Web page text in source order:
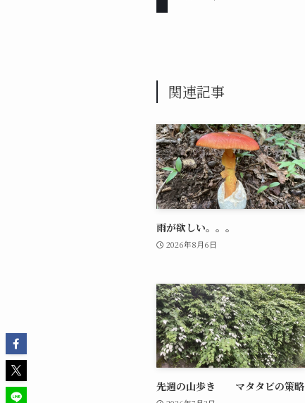
関連記事
雨が欲しい。。。
2026年8月6日
先週の山歩き マタタビの策略